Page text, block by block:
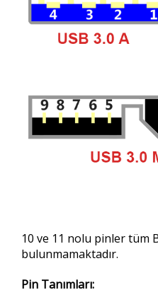
10 ve 11 nolu pinler tüm
bulunmamaktadır.
Pin Tanımları: